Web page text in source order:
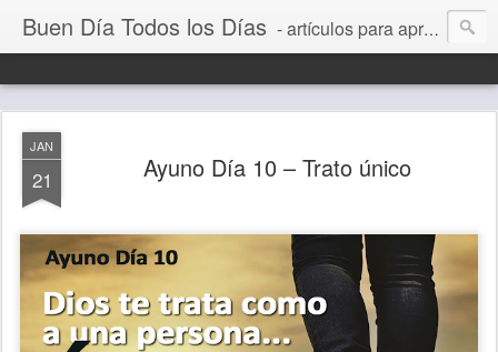
Buen Día Todos los Días - artículos para aprender a vivir mejor, un día a la vez. Por Juan C Quintero
JAN
21 Ayuno Día 10 – Trato único